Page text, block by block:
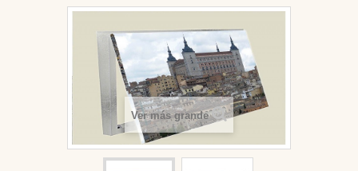
Ver más grande